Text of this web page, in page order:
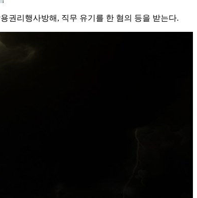
권리행사방해, 직무 유기를 한 혐의 등을 받는다.